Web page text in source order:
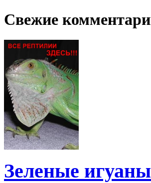
Свежие
Зеленые